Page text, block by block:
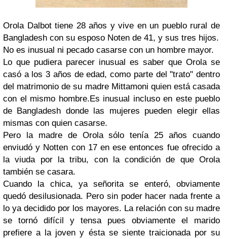
Orola Dalbot tiene 28 años y vive en un pueblo rural de
Bangladesh con su esposo Noten de 41, y sus tres hijos.
No es inusual ni pecado casarse con un hombre mayor.
Lo que pudiera parecer inusual es saber que Orola se
casó a los 3 años de edad, como parte del "trato" dentro
del matrimonio de su madre Mittamoni quien está casada
con el mismo hombre.Es inusual incluso en este pueblo
de Bangladesh donde las mujeres pueden elegir ellas
mismas con quien casarse.
Pero la madre de Orola sólo tenía 25 años cuando
enviudó y Notten con 17 en ese entonces fue ofrecido a
la viuda por la tribu, con la condición de que Orola
también se casara.
Cuando la chica, ya señorita se enteró, obviamente
quedó desilusionada. Pero sin poder hacer nada frente a
lo ya decidido por los mayores. La relación con su madre
se tornó difícil y tensa pues obviamente el marido
prefiere a la joven y ésta se siente traicionada por su